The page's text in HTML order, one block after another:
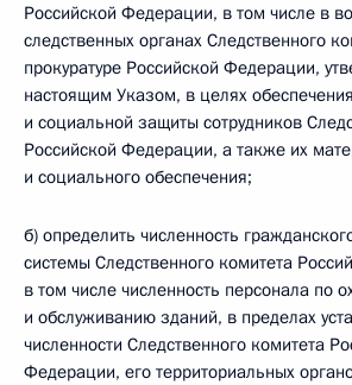
Российской Федерации, в том числе в
следственных органах Следственного
прокуратуре Российской Федерации,
настоящим Указом, в целях
и социальной защиты сотрудников
Российской Федерации, а также их
и социального обеспечения;
б) определить численность
системы Следственного комитета
в том числе численность персонала по
и обслуживанию зданий, в пределах
численности Следственного комитета
Федерации, его территориальных